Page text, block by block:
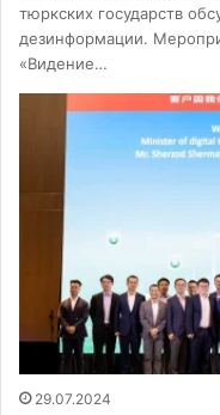
тюркских государств
дезинформации.
«Видение…
29.07.2024